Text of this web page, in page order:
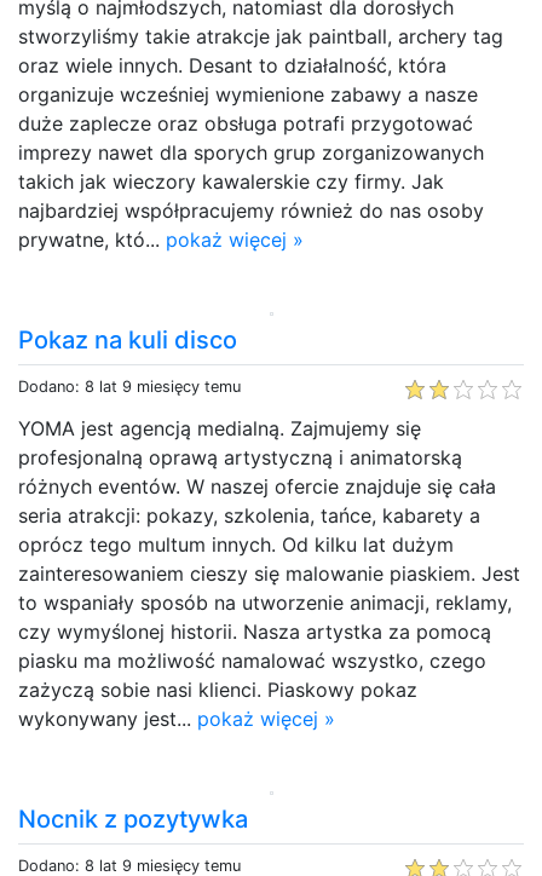
myślą o najmłodszych, natomiast dla dorosłych
stworzyliśmy takie atrakcje jak paintball, archery tag
oraz wiele innych. Desant to działalność, która
organizuje wcześniej wymienione zabawy a nasze
duże zaplecze oraz obsługa potrafi przygotować
imprezy nawet dla sporych grup zorganizowanych
takich jak wieczory kawalerskie czy firmy. Jak
najbardziej współpracujemy również do nas osoby
prywatne, któ... pokaż więcej »
Pokaz na kuli disco
Dodano: 8 lat 9 miesięcy temu
YOMA jest agencją medialną. Zajmujemy się
profesjonalną oprawą artystyczną i animatorską
różnych eventów. W naszej ofercie znajduje się cała
seria atrakcji: pokazy, szkolenia, tańce, kabarety a
oprócz tego multum innych. Od kilku lat dużym
zainteresowaniem cieszy się malowanie piaskiem. Jest
to wspaniały sposób na utworzenie animacji, reklamy,
czy wymyślonej historii. Nasza artystka za pomocą
piasku ma możliwość namalować wszystko, czego
zażyczą sobie nasi klienci. Piaskowy pokaz
wykonywany jest... pokaż więcej »
Nocnik z pozytywka
Dodano: 8 lat 9 miesięcy temu